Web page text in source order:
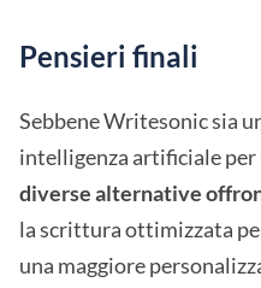
Pensieri finali
Sebbene Writesonic sia
intelligenza artificiale
diverse alternative
la scrittura ottimizzata
una maggiore